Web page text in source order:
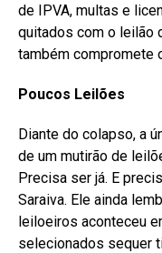
de IPVA, multas e
quitados com o leilão
também compromete
Poucos Leilões
Diante do colapso, a
de um mutirão de
Precisa ser já. E
Saraiva. Ele ainda
leiloeiros aconteceu
selecionados sequer